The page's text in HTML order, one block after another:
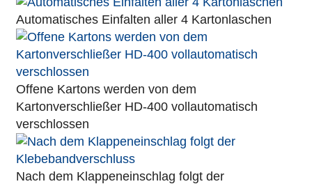
Automatisches Einfalten aller 4 Kartonlaschen
Offene Kartons werden von dem
Kartonverschließer HD-400 vollautomatisch
verschlossen
Nach dem Klappeneinschlag folgt der